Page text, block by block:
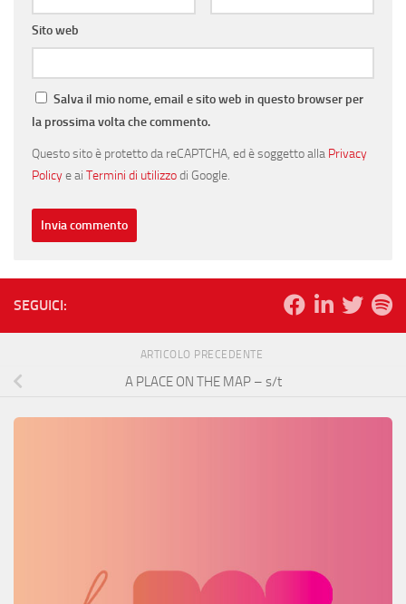
Sito web
Salva il mio nome, email e sito web in questo browser per
la prossima volta che commento.
Questo sito è protetto da reCAPTCHA, ed è soggetto alla Privacy
Policye ai Termini di utilizzodi Google.
SEGUICI:
ARTICOLO PRECEDENTE
A PLACE ON THE MAP – s/t